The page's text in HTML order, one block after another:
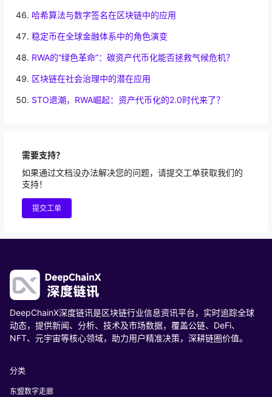
哈希算法与数字签名在区块链中的应用
稳定币在全球金融体系中的角色演变
RWA的“绿色革命”：碳资产代币化能否拯救气候危机？
区块链在社会治理中的潜在应用
STO退潮，RWA崛起：资产代币化的2.0时代来了？
需要支持？
如果通过文档没办法解决您的问题，请提交工单获取我们的
支持！
提交工单
DeepChainX深度链讯是区块链行业信息资讯平台，实时追踪全球
动态，提供新闻、分析、技术及市场数据，覆盖公链、DeFi、
NFT、元宇宙等核心领域，助力用户精准决策，深耕链圈价值。
分类
东盟数字走廊